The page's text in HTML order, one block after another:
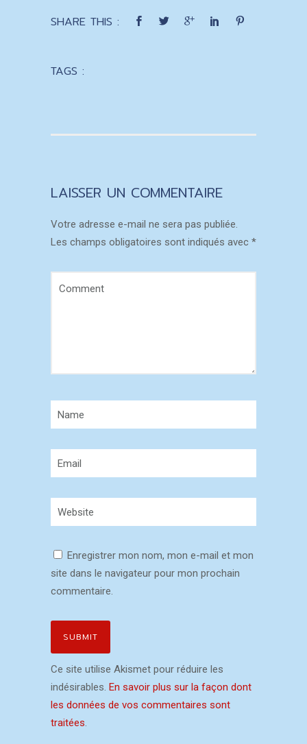
SHARE THIS :
TAGS :
LAISSER UN COMMENTAIRE
Votre adresse e-mail ne sera pas publiée.
Les champs obligatoires sont indiqués avec *
Enregistrer mon nom, mon e-mail et mon
site dans le navigateur pour mon prochain
commentaire.
Ce site utilise Akismet pour réduire les
indésirables. En savoir plus sur la façon dont
les données de vos commentaires sont
traitées.